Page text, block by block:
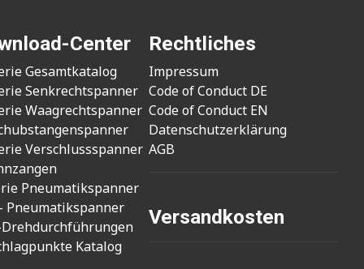
Center
Gesamtkatalog
Senkrechtspanner
Waagrechtspanner
Verschlussspanner
Pneumatikspanner
Pneumatikspanner
Drehdurchführungen
Katalog
Rechtliches
Impressum
Code of Conduct DE
Code of Conduct EN
Datenschutzerklärung
AGB
Versandkosten